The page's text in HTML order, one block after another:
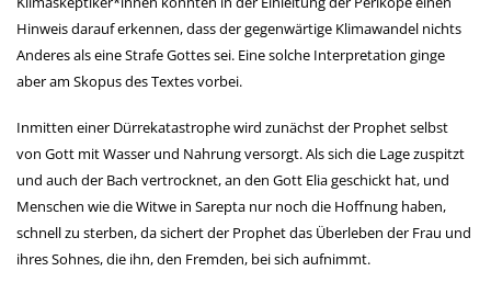
Hinweis darauf erkennen, dass der gegenwärtige Klimawandel nichts
Anderes als eine Strafe Gottes sei. Eine solche Interpretation ginge
aber am Skopus des Textes vorbei.
Inmitten einer Dürrekatastrophe wird zunächst der Prophet selbst
von Gott mit Wasser und Nahrung versorgt. Als sich die Lage zuspitzt
und auch der Bach vertrocknet, an den Gott Elia geschickt hat, und
Menschen wie die Witwe in Sarepta nur noch die Hoffnung haben,
schnell zu sterben, da sichert der Prophet das Überleben der Frau und
ihres Sohnes, die ihn, den Fremden, bei sich aufnimmt.